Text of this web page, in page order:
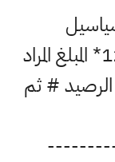
اكتب *222* او اتصل على *123* المبلغ المراد
الرصيد # ثم